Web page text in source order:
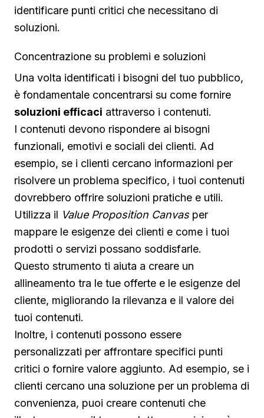
identificare punti critici che necessitano di
soluzioni.
Concentrazione su problemi e soluzioni
Una volta identificati i bisogni del tuo pubblico,
è fondamentale concentrarsi su come fornire
soluzioni efficaci attraverso i contenuti.
I contenuti devono rispondere ai bisogni
funzionali, emotivi e sociali dei clienti. Ad
esempio, se i clienti cercano informazioni per
risolvere un problema specifico, i tuoi contenuti
dovrebbero offrire soluzioni pratiche e utili.
Utilizza il Value Proposition Canvasper
mappare le esigenze dei clienti e come i tuoi
prodotti o servizi possano soddisfarle.
Questo strumento ti aiuta a creare un
allineamento tra le tue offerte e le esigenze del
cliente, migliorando la rilevanza e il valore dei
tuoi contenuti.
Inoltre, i contenuti possono essere
personalizzati per affrontare specifici punti
critici o fornire valore aggiunto. Ad esempio, se i
clienti cercano una soluzione per un problema di
convenienza, puoi creare contenuti che